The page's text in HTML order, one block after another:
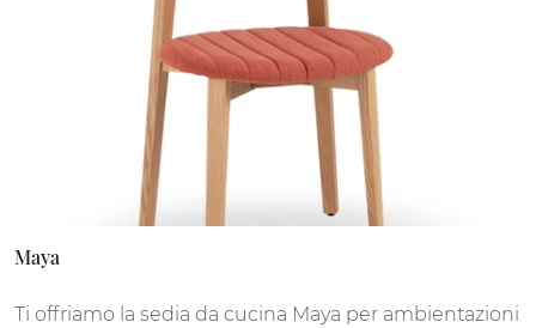
Maya
Ti offriamo la sedia da cucina Maya per ambientazioni